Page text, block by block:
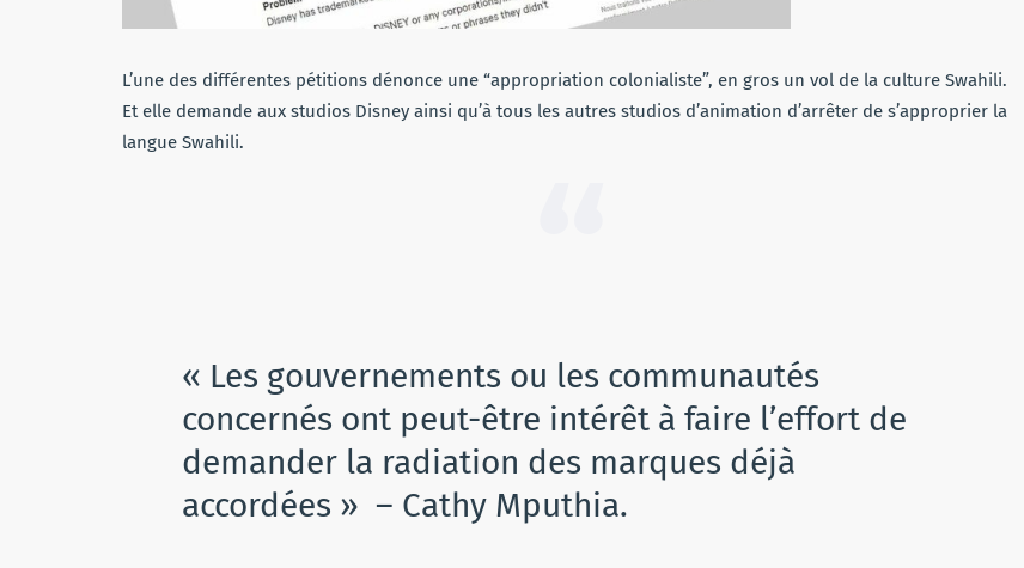
L’une des différentes pétitions dénonce une “appropriation colonialiste”, en gros un vol de la culture Swahili.
Et elle demande aux studios Disney ainsi qu’à tous les autres studios d’animation d’arrêter de s’approprier la
langue Swahili.
« Les gouvernements ou les communautés
concernés ont peut-être intérêt à faire l’effort de
demander la radiation des marques déjà
accordées » – Cathy Mputhia.